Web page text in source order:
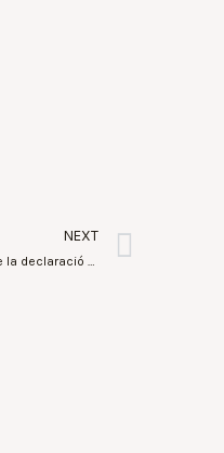
NEXT
La Conselleria d’Economia Sostenible ha resolt el 84 % dels ERTO presentats des de la declaració de l’estat d’alarma